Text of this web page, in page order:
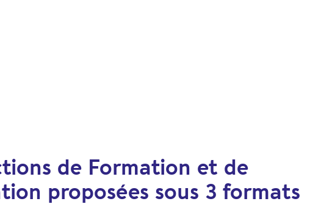
de Formation et de
proposées sous 3 formats